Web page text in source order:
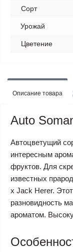
Сорт
Урожай
Цветение
Описание товара
Auto
Автоцветущий
интересным
фруктов. Для
известных
x Jack Herer.
разновидность
ароматом.